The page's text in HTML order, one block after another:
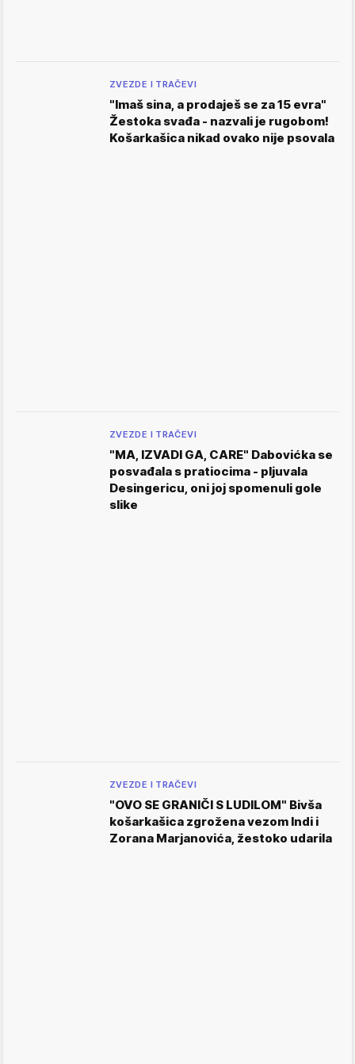
ZVEZDE I TRAČEVI
"Imaš sina, a prodaješ se za 15 evra"
Žestoka svađa - nazvali je rugobom!
Košarkašica nikad ovako nije psovala
ZVEZDE I TRAČEVI
"MA, IZVADI GA, CARE" Dabovićka se
posvađala s pratiocima - pljuvala
Desingericu, oni joj spomenuli gole
slike
ZVEZDE I TRAČEVI
"OVO SE GRANIČI S LUDILOM" Bivša
košarkašica zgrožena vezom Indi i
Zorana Marjanovića, žestoko udarila